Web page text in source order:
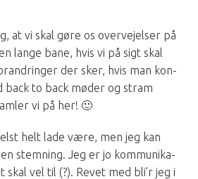
at vi skal gøre os overve­jelser på
lange bane, hvis vi på sigt skal
der sker, hvis man kon­
back to back møder og stram
vi på her! 🙂
helt lade være, men jeg kan
stemn­ing. Jeg er jo kom­mu­nika­
skal vel til (?). Revet med bli’r jeg i